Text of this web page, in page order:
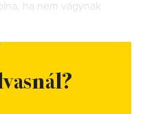
ha nem vágynak